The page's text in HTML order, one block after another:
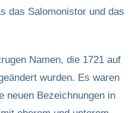
das Salomonistor und das
Namen, die 1721 auf
wurden. Es waren
neuen Bezeichnungen in